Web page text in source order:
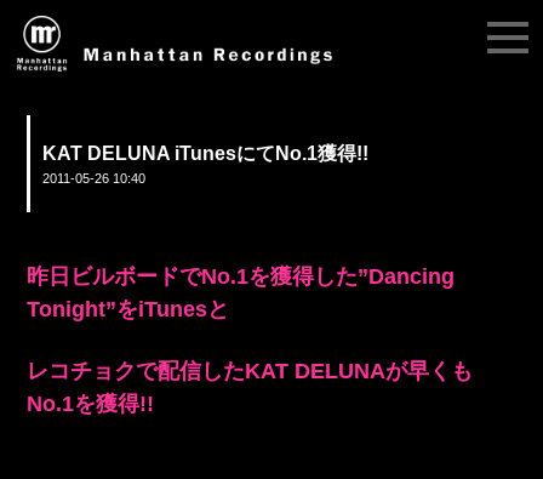
KAT DELUNA iTunesにてNo.1獲得!!
2011-05-26 10:40
昨日ビルボードでNo.1を獲得した”Dancing
Tonight”をiTunesと
レコチョクで配信したKAT DELUNAが早くも
No.1を獲得!!